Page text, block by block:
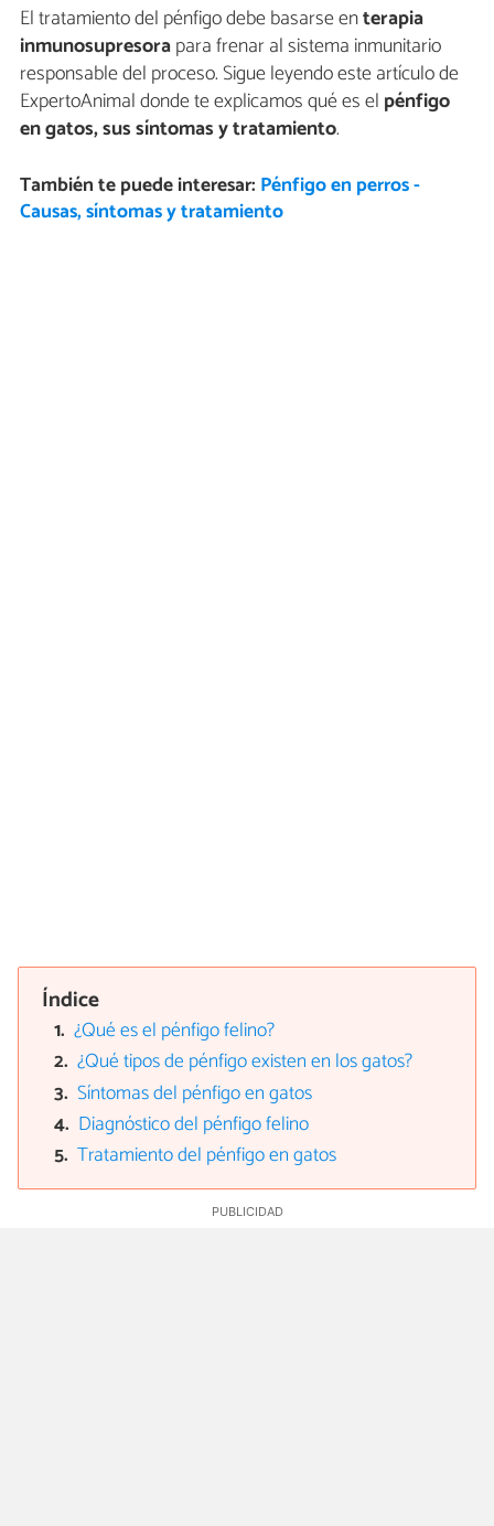
El tratamiento del pénfigo debe basarse enterapia
inmunosupresorapara frenar al sistema inmunitario
responsable del proceso. Sigue leyendo este artículo de
ExpertoAnimal donde te explicamos qué es el pénfigo
en gatos, sus síntomas y tratamiento.
También te puede interesar: Pénfigo en perros -
Causas, síntomas y tratamiento
Índice
¿Qué es el pénfigo felino?
¿Qué tipos de pénfigo existen en los gatos?
Síntomas del pénfigo en gatos
Diagnóstico del pénfigo felino
Tratamiento del pénfigo en gatos